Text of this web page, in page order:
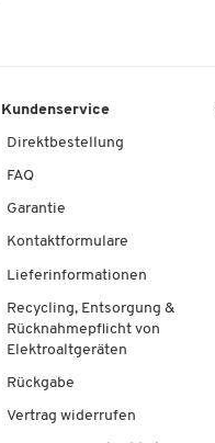
Kundenservice
Direktbestellung
FAQ
Garantie
Kontaktformulare
Lieferinformationen
Recycling, Entsorgung &
Rücknahmepflicht von
Elektroaltgeräten
Rückgabe
Vertrag widerrufen